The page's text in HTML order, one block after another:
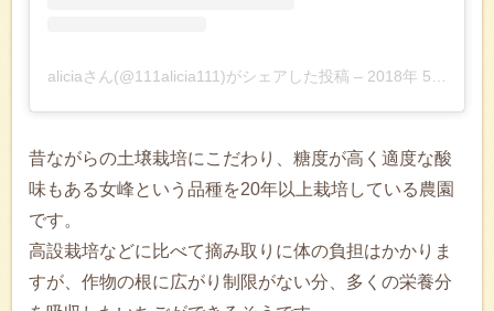
aliciaさん(@111alicia111)がシェアした投稿 – 2018年 5月月20日午前6時30分PDT
昔ながらの土壌栽培にこだわり、糖度が高く適度な酸
味もある女峰という品種を20年以上栽培している農園
です。
高設栽培などに比べて摘み取りに体の負担はかかりま
すが、作物の根に広がり制限がない分、多くの栄養分